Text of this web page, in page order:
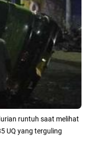
runtuh saat melihat
UQ yang terguling